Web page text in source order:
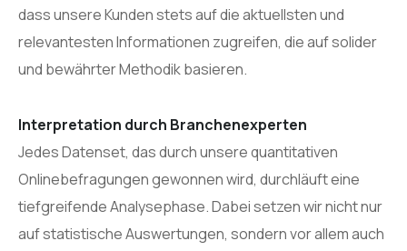
dass unsere Kunden stets auf die aktuellsten und
relevantesten Informationen zugreifen, die auf solider
und bewährter Methodik basieren.
Interpretation durch Branchenexperten
Jedes Datenset, das durch unsere quantitativen
Onlinebefragungen gewonnen wird, durchläuft eine
tiefgreifende Analysephase. Dabei setzen wir nicht nur
auf statistische Auswertungen, sondern vor allem auch